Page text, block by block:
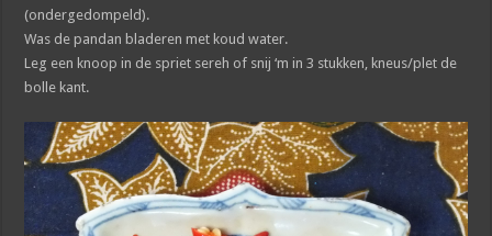
(ondergedompeld).
Was de pandan bladeren met koud water.
Leg een knoop in de spriet sereh of snij ‘m in 3 stukken, kneus/plet de
bolle kant.